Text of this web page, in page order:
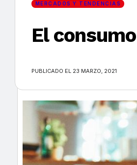
MERCADOS Y TENDENCIAS
El
PUBLICADO EL 23 MARZO, 2021